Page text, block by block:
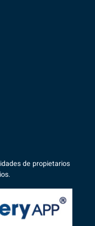
de propietarios